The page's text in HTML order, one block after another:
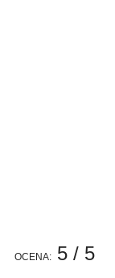
OCENA: 5 / 5